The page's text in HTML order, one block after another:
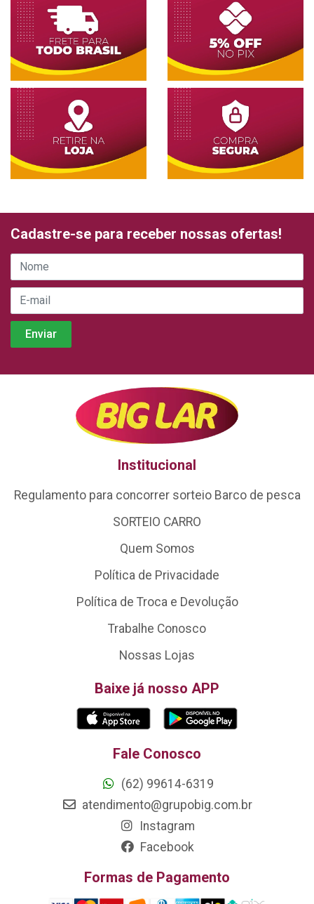
Cadastre-se para receber nossas ofertas!
Institucional
Regulamento para concorrer sorteio Barco de pesca
SORTEIO CARRO
Quem Somos
Política de Privacidade
Política de Troca e Devolução
Trabalhe Conosco
Nossas Lojas
Baixe já nosso APP
Fale Conosco
(62) 99614-6319
atendimento@grupobig.com.br
Instagram
Facebook
Formas de Pagamento